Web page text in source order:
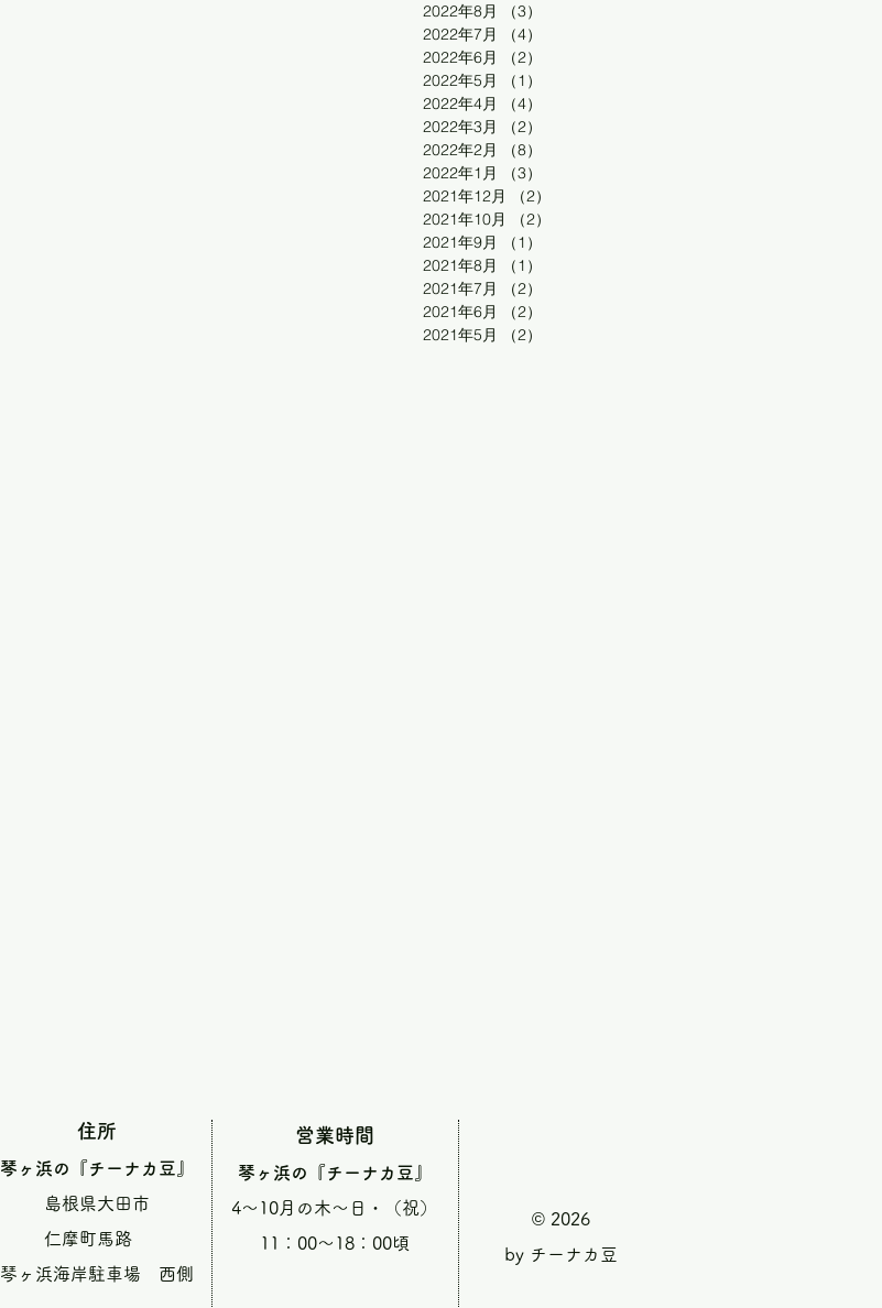
2022年8月
（3）
2022年7月
（4）
2022年6月
（2）
2022年5月
（1）
2022年4月
（4）
2022年3月
（2）
2022年2月
（8）
2022年1月
（3）
2021年12月
（2）
2021年10月
（2）
2021年9月
（1）
2021年8月
（1）
2021年7月
（2）
2021年6月
（2）
2021年5月
（2）
住所
琴ヶ浜の『チーナカ豆』
島根県大田市
仁摩町馬路
琴ヶ浜海岸駐車場 西側
営業時間
琴ヶ浜の『チーナカ豆』
4～10月の木～日・（祝）
11：00～18：00頃
© 2026
by チーナカ豆